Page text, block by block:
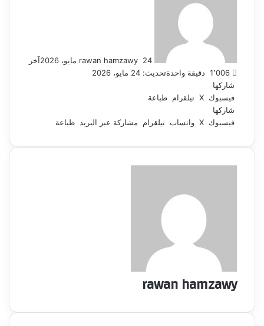
rawan hamzawy 24 مايو، 2026
آخر
تحديث: 24 مايو، 2026دقيقة واحدة
شاركها
فيسبوك ‫X تيلقرام طباعة
شاركها
فيسبوك ‫X واتساب تيلقرام مشاركة عبر البريد طباعة
rawan hamzawy